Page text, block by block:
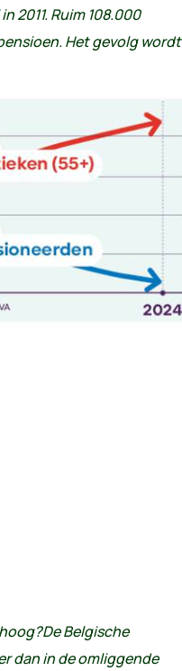
2011. Ruim 108.000
Het gevolg wordt
Belgische
dan in de omliggende